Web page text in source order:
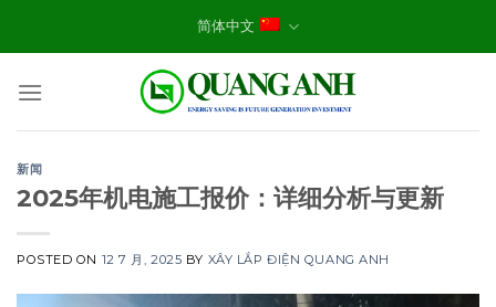
简体中文
新闻
2025年机电施工报价：详细分析与更新
POSTED ON 12 7 月, 2025 BY XÂY LẮP ĐIỆN QUANG ANH